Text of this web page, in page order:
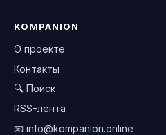
KOMPANION
О проекте
Контакты
🔍 Поиск
RSS-лента
📧 info@kompanion.online